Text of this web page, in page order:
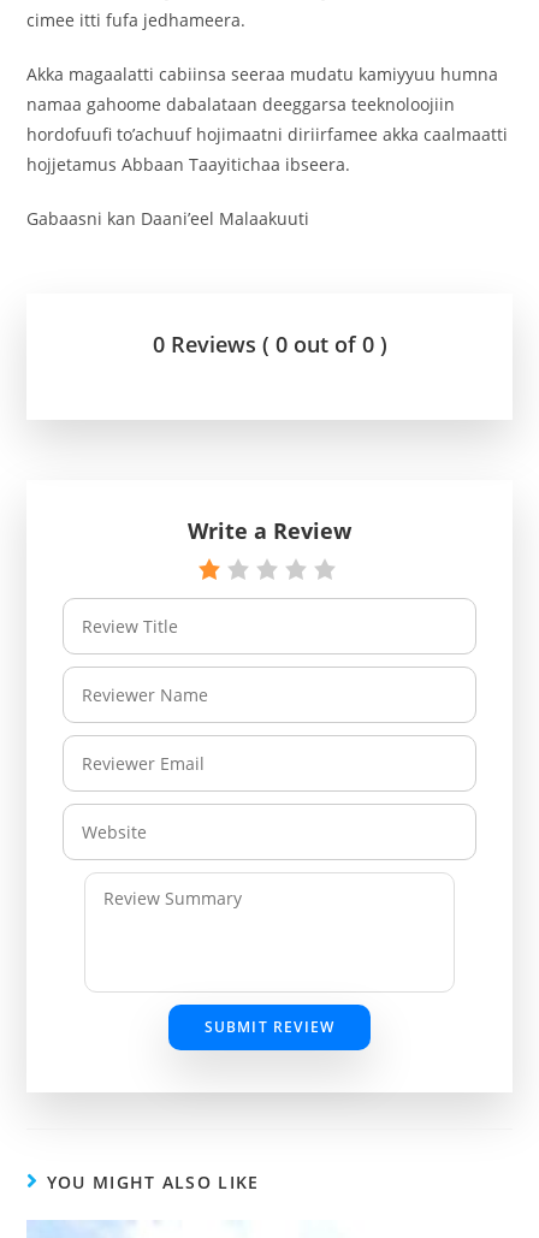
cimee itti fufa jedhameera.
Akka magaalatti cabiinsa seeraa mudatu kamiyyuu humna
namaa gahoome dabalataan deeggarsa teeknoloojiin
hordofuufi to’achuuf hojimaatni diriirfamee akka caalmaatti
hojjetamus Abbaan Taayitichaa ibseera.
Gabaasni kan Daani’eel Malaakuuti
0 Reviews ( 0 out of 0 )
Write a Review
SUBMIT REVIEW
YOU MIGHT ALSO LIKE